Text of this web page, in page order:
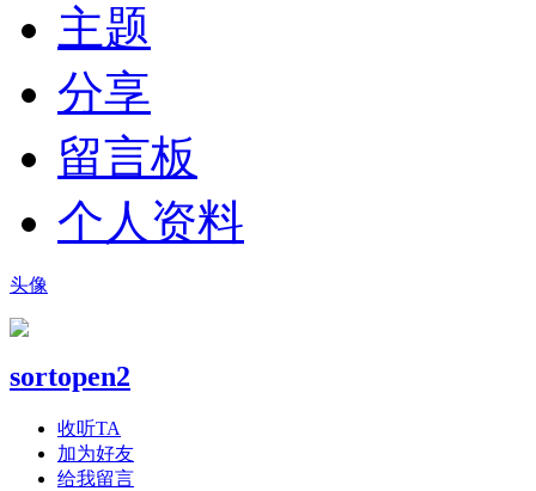
主题
分享
留言板
个人资料
头像
sortopen2
收听TA
加为好友
给我留言